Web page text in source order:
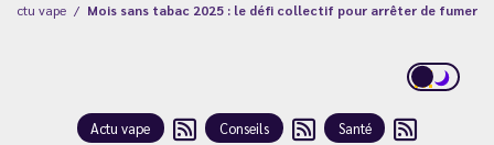
Actu vape Mois sans tabac 2025 : le défi collectif pour arrêter de fumer
Actu vape Conseils Santé